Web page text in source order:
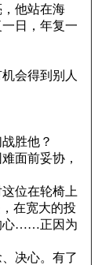
他站在海
日，年复一
会得到别人
胜他？
面前妥协，
位在轮椅上
在宽大的投
心……正因为
决心。有了